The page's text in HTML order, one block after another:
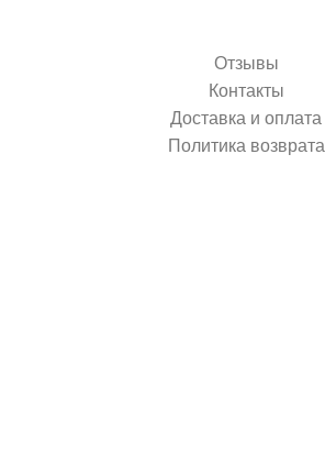
Отзывы
Контакты
Доставка и оплата
Политика возврата